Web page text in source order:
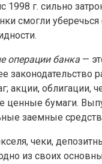
1998 г. сильно
смогли
операции банка —
законодательство
акции, облигации,
ценные бумаги.
заемные
чеки,
из своих